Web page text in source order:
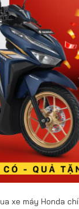
xe máy Honda